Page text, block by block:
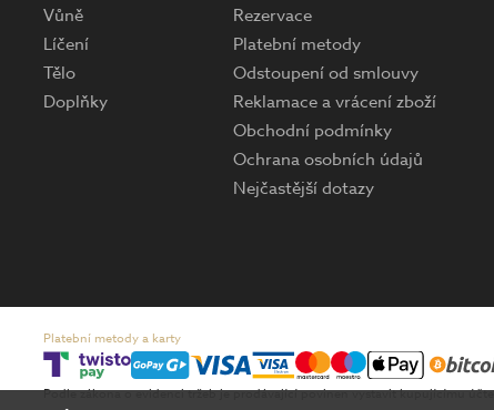
Vůně
Líčení
Tělo
Doplňky
Rezervace
Platební metody
Odstoupení od smlouvy
Reklamace a vrácení zboží
Obchodní podmínky
Ochrana osobních údajů
Nejčastější dotazy
Platební metody a karty
Podle zákona o evidenci tržeb je prodávající povinen vystavit kupujícímu